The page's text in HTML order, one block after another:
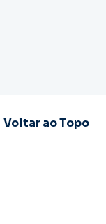
Voltar ao Topo